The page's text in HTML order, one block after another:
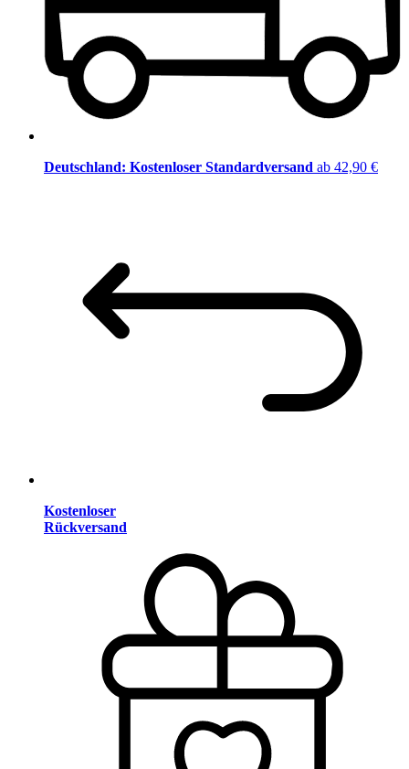
Deutschland: Kostenloser Standardversand ab 42,90 €
Kostenloser
Rückversand